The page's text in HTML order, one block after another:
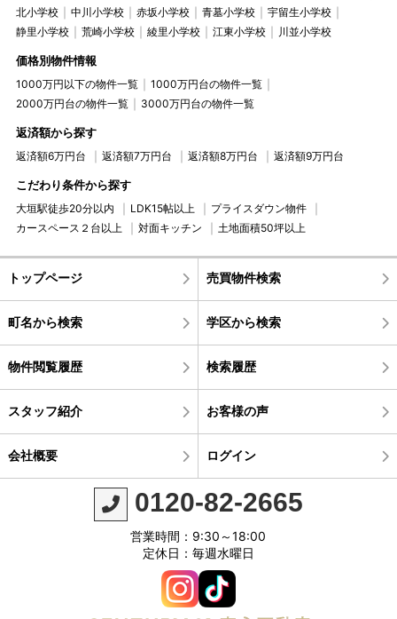
北小学校
中川小学校 赤坂小学校 青墓小学校
宇留生小学校
静里小学校
荒崎小学校 綾里小学校 江東小学校 川並小学校
価格別物件情報
1000万円以下の物件一覧
1000万円台の物件一覧
2000万円台の物件一覧
3000万円台の物件一覧
返済額から探す
返済額6万円台 返済額7万円台 返済額8万円台 返済額9万円台
こだわり条件から探す
大垣駅徒歩20分以内 LDK15帖以上
プライスダウン物件
カースペース２台以上
対面キッチン 土地面積50坪以上
トップページ 売買物件検索
町名から検索 学区から検索
物件閲覧履歴 検索履歴
スタッフ紹介 お客様の声
会社概要 ログイン
0120-82-2665
営業時間：9:30～18:00
定休日：毎週水曜日